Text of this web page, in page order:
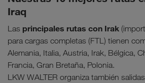
Iraq
Las principales rutas con Irak
para cargas completas (FTL) tienen
Alemania, Italia, Austria, Irak, Bélgica,
Francia, Gran Bretaña, Polonia.
LKW WALTER organiza también